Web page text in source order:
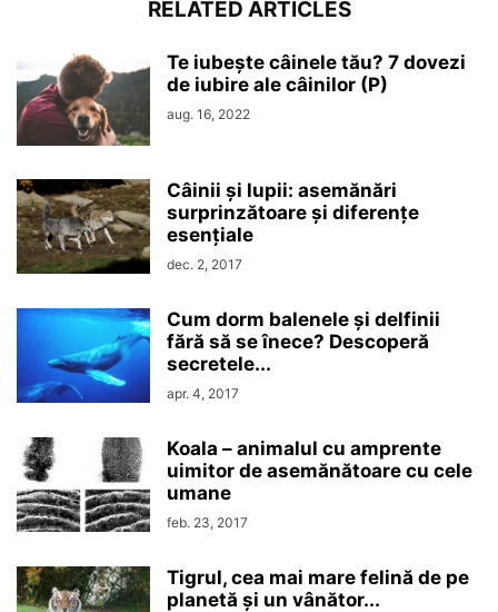
RELATED ARTICLES
Te iubește câinele tău? 7 dovezi
de iubire ale câinilor (P)
aug. 16, 2022
Câinii și lupii: asemănări
surprinzătoare și diferențe
esențiale
dec. 2, 2017
Cum dorm balenele și delfinii
fără să se înece? Descoperă
secretele...
apr. 4, 2017
Koala – animalul cu amprente
uimitor de asemănătoare cu cele
umane
feb. 23, 2017
Tigrul, cea mai mare felină de pe
planetă și un vânător...